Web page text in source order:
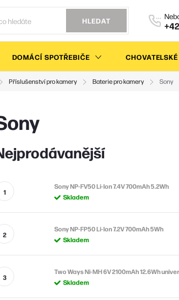
HLEDAT
DOMÁCÍ SPOTŘEBIČE
Příslušenství pro kamery Baterie pro kamery Sony
Sony NP-FV50 Li-Ion 7.4V 700mAh 5.2Wh
Skladem
Sony NP-FP50 Li-Ion 7.2V 700mAh 5Wh
Skladem
Two Ways Ni-MH 6V 2100mAh 12.6Wh
Skladem